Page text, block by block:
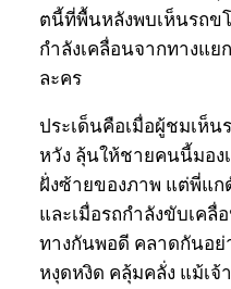
ตนี้ที่พื้นหลังพบเห็นรถข
กำลังเคลื่อนจากทางแ
ละคร
ประเด็นคือเมื่อผู้ชมเห็น
หวัง ลุ้นให้ชายคนนี้มอ
ฝั่งซ้ายของภาพ แต่พี่แ
และเมื่อรถกำลังขับเค
ทางกันพอดี คลาดกันอย่
หงุดหงิด คลุ้มคลั่ง แม้เจ้